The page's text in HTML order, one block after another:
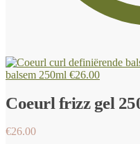
balsem 250ml €26.00
Coeurl frizz gel
€26.00